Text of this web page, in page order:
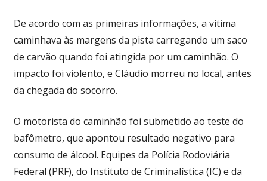
De acordo com as primeiras informações, a vítima
caminhava às margens da pista carregando um saco
de carvão quando foi atingida por um caminhão. O
impacto foi violento, e Cláudio morreu no local, antes
da chegada do socorro.
O motorista do caminhão foi submetido ao teste do
bafômetro, que apontou resultado negativo para
consumo de álcool. Equipes da Polícia Rodoviária
Federal (PRF), do Instituto de Criminalística (IC) e da